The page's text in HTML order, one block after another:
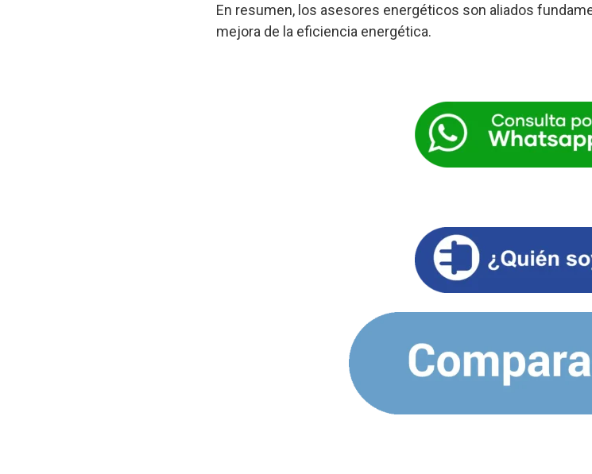
En resumen, los asesores energéticos son aliados
mejora de la eficiencia energética.